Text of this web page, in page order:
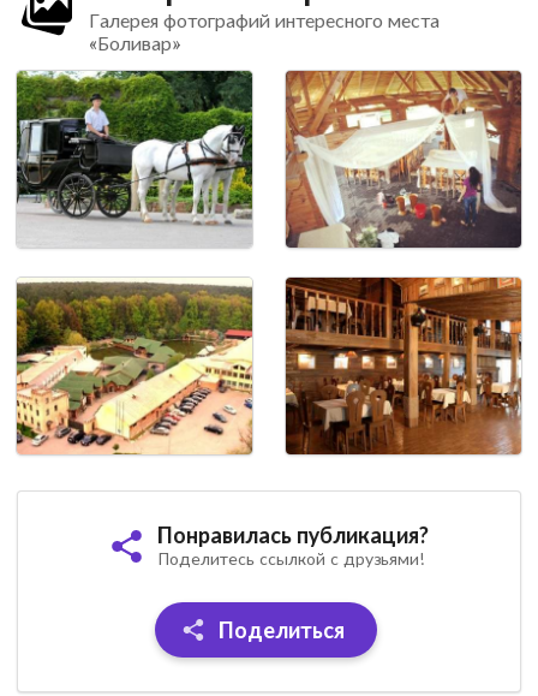
Галерея фотографий интересного места
«Боливар»
Понравилась публикация?
Поделитесь ссылкой с друзьями!
Поделиться